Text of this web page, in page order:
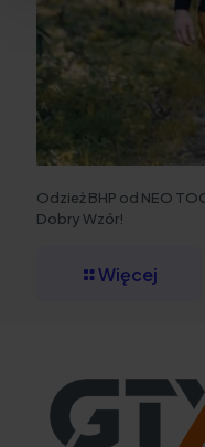
Odzież BHP od NEO
Dobry Wzór!
Więcej